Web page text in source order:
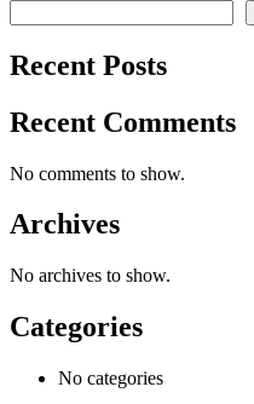
Recent Posts
Recent Comments
No comments to show.
Archives
No archives to show.
Categories
No categories